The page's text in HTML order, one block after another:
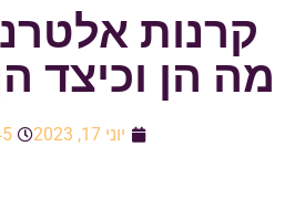
קרנות
מה הן וכיצד
יוני 17, 2023